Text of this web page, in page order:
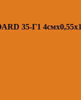
35-Г1